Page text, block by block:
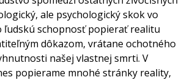
ale psychologický skok vo
ľudskú schopnosť popierať realitu
dôkazom, vrátane ochotného
našej vlastnej smrti. V
popierame mnohé stránky reality,